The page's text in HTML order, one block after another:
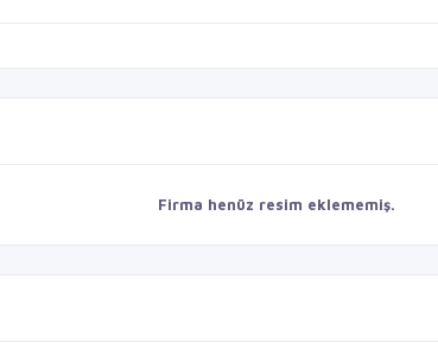
Firma henüz resim eklememiş.